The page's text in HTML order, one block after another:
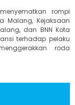
rompi
Malang, Kejaksaan
dan BNN Kota
terhadap pelaku
roda